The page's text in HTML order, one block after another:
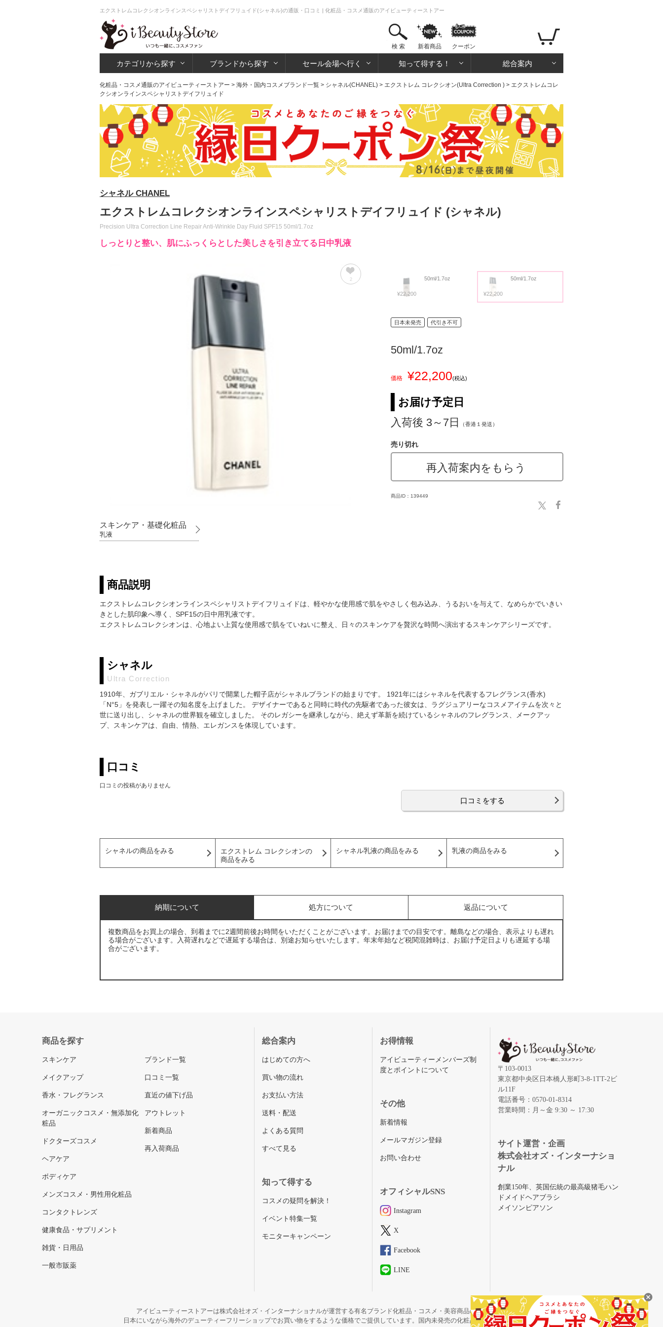
エクストレムコレクシオンラインスペシャリストデイフリュイド(シャネル)の通販・口コミ | 化粧品・コスメ通販のアイビューティーストアー
検 索 新着商品 クーポン
カテゴリから探す ブランドから探す セール会場へ行く 知って得する！ 総合案内
化粧品・コスメ通販のアイビューティーストアー > 海外・国内コスメブランド一覧 > シャネル(CHANEL) > エクストレム コレクシオン(Ultra Correction ) > エクストレムコレ
クシオンラインスペシャリストデイフリュイド
シャネル CHANEL
エクストレムコレクシオンラインスペシャリストデイフリュイド (シャネル)
Precision Ultra Correction Line Repair Anti-Wrinkle Day Fluid SPF15 50ml/1.7oz
しっとりと整い、肌にふっくらとした美しさを引き立てる日中乳液
2
スキンケア・基礎化粧品
乳液
¥22,200
50ml/1.7oz
¥22,200
50ml/1.7oz
日本未発売 代引き不可
50ml/1.7oz
価格 ¥22,200(税込)
お届け予定日
入荷後 3～7日
（香港１発送）
売り切れ
再入荷案内をもらう
商品ID：139449
商品説明
エクストレムコレクシオンラインスペシャリストデイフリュイドは、軽やかな使用感で肌をやさしく包み込み、うるおいを与えて、なめらかでいきい
きとした肌印象へ導く、SPF15の日中用乳液です。
エクストレムコレクシオンは、心地よい上質な使用感で肌をていねいに整え、日々のスキンケアを贅沢な時間へ演出するスキンケアシリーズです。
シャネル
Ultra Correction
1910年、ガブリエル・シャネルがパリで開業した帽子店がシャネルブランドの始まりです。 1921年にはシャネルを代表するフレグランス(香水)
「N°5」を発表し一躍その知名度を上げました。 デザイナーであると同時に時代の先駆者であった彼女は、ラグジュアリーなコスメアイテムを次々と
世に送り出し、シャネルの世界観を確立しました。 そのレガシーを継承しながら、絶えず革新を続けているシャネルのフレグランス、メークアッ
プ、スキンケアは、自由、情熱、エレガンスを体現しています。
口コミ
口コミの投稿がありません
口コミをする
シャネルの商品をみる
エクストレム コレクシオンの
商品をみる
シャネル乳液の商品をみる 乳液の商品をみる
納期について 処方について 返品について
複数商品をお買上の場合、到着までに2週間前後お時間をいただくことがございます。お届けまでの目安です。離島などの場合、表示よりも遅れ
る場合がございます。入荷遅れなどで遅延する場合は、別途お知らせいたします。年末年始など税関混雑時は、お届け予定日よりも遅延する場
合がございます。
商品を探す
スキンケア
メイクアップ
香水・フレグランス
オーガニックコスメ・無添加化
粧品
ドクターズコスメ
ヘアケア
ボディケア
メンズコスメ・男性用化粧品
コンタクトレンズ
健康食品・サプリメント
雑貨・日用品
一般市販薬
ブランド一覧
口コミ一覧
直近の値下げ品
アウトレット
新着商品
再入荷商品
総合案内
はじめての方へ
買い物の流れ
お支払い方法
送料・配送
よくある質問
すべて見る
知って得する
コスメの疑問を解決！
イベント特集一覧
モニターキャンペーン
お得情報
アイビューティーメンバーズ制
度とポイントについて
その他
新着情報
メールマガジン登録
お問い合わせ
オフィシャルSNS
Instagram
X
Facebook
LINE
〒103-0013
東京都中央区日本橋人形町3-8-1TT-2ビ
ル11F
電話番号：0570-01-8314
営業時間：月～金 9:30 ～ 17:30
サイト運営・企画
株式会社オズ・インターナショ
ナル
創業150年、英国伝統の最高級猪毛ハン
ドメイドヘアブラシ
メイソンピアソン
アイビューティーストアーは株式会社オズ・インターナショナルが運営する有名ブランド化粧品・コスメ・美容商品の通販サイトです。
日本にいながら海外のデューティーフリーショップでお買い物をするような価格でご提供しています。国内未発売の化粧品も取り揃えています。